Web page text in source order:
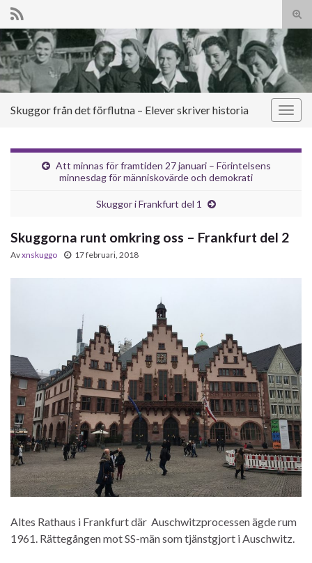
Slå
på/
Search for:
Slå
Skuggor från det förflutna – Elever skriver historia
Att minnas för framtiden 27 januari – Förintelsens
minnesdag för människovärde och demokrati
Skuggor i Frankfurt del 1
Skuggorna runt omkring oss – Frankfurt del 2
Avxnskuggo 17 februari, 2018
Altes Rathaus i Frankfurt där Auschwitzprocessen ägde rum
1961. Rättegången mot SS-män som tjänstgjort i Auschwitz.